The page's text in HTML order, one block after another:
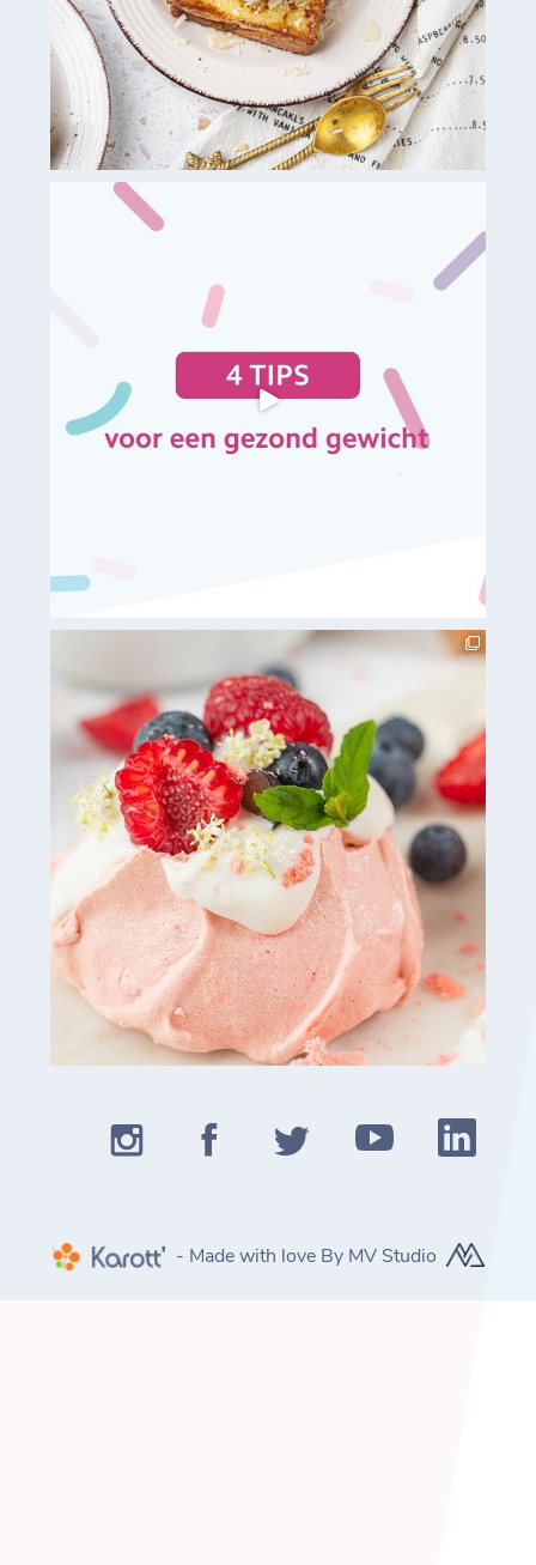
- Made with love By MV Studio